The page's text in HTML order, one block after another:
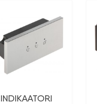
INDIKAATORI